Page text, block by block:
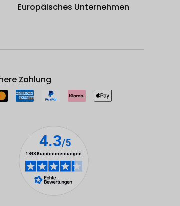
Europäisches Unternehmen
Zahlung